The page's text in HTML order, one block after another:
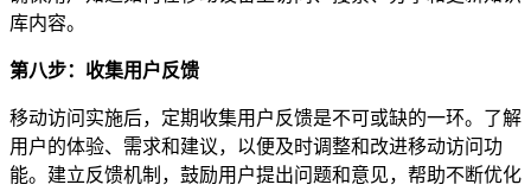
库内容。
第八步：收集用户反馈
移动访问实施后，定期收集用户反馈是不可或缺的一环。了解
用户的体验、需求和建议，以便及时调整和改进移动访问功
能。建立反馈机制，鼓励用户提出问题和意见，帮助不断优化